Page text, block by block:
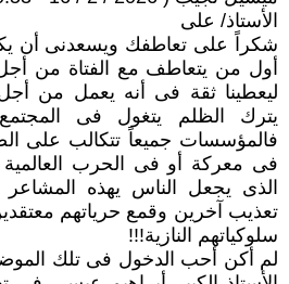
الأستاذ/ على
شكراً على تعاطفك ويسعدنى أن
أول من يتعاطف مع الفتاة من أجل
ليعطينا ثقة فى أنه يعمل من أجل
يترك الظلم يتغول فى
فالمؤسسات جميعاً تتكالب على
فى معركة أو فى الحرب العالمية
الذى يجعل الناس يهذه المشاعر
تعذيب آخرين وقمع حرياتهم
سلوكياتهم النازية!!!
لم أكن أحب الدخول فى تلك